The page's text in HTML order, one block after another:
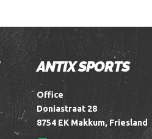
ANTIX SPORTS
Office
Doniastraat 28
8754 EK Makkum, Friesland